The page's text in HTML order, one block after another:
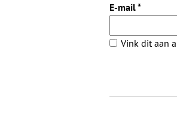
E-mail*
Vink dit aan